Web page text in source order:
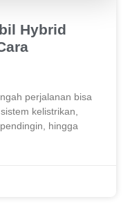
Hybrid
perjalanan bisa
kelistrikan,
hingga